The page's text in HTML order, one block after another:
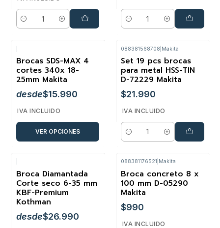
Cantidad Cantidad
Brocas SDS-MAX 4
cortes 340x 18-
25mm Makita
desde$15.990
IVA INCLUIDO
VER OPCIONES
088381568708 Makita
Set 19 pcs brocas
para metal HSS-TIN
D-72229 Makita
$21.990
IVA INCLUIDO
Cantidad
Broca Diamantada
Corte seco 6-35 mm
KBF-Premium
Kothman
desde$26.990
088381176521 Makita
Broca concreto 8 x
100 mm D-05290
Makita
$990
IVA INCLUIDO